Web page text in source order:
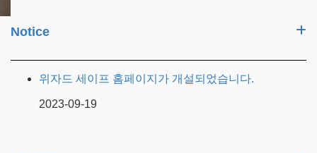
Notice
위자드 세이프 홈페이지가 개설되었습니다.
2023-09-19